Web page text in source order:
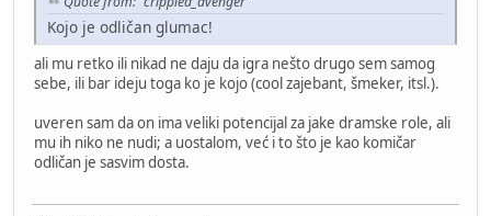
Kojo je odličan glumac!
ali mu retko ili nikad ne daju da igra nešto drugo sem samog
sebe, ili bar ideju toga ko je kojo (cool zajebant, šmeker, itsl.).
uveren sam da on ima veliki potencijal za jake dramske role, ali
mu ih niko ne nudi; a uostalom, već i to što je kao komičar
odličan je sasvim dosta.